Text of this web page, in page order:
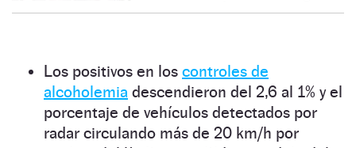
Los positivos en los controles de
alcoholemia descendieron del 2,6 al 1% y el
porcentaje de vehículos detectados por
radar circulando más de 20 km/h por